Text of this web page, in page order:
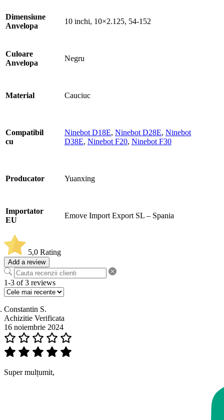
Dimensiune
Anvelopa
10 inchi, 10×2.125, 54-152
Culoare
Anvelopa
Negru
Material Cauciuc
Compatibil
cu
Ninebot D18E, Ninebot D28E, Ninebot
D38E, Ninebot F20, Ninebot F30
Producator Yuanxing
Importator
EU
Emove Import Export SL – Spania
5,0 Rating
Add a review
1-3 of 3 reviews
Constantin S.
Achizitie Verificata
16 noiembrie 2024
Super mulțumit,